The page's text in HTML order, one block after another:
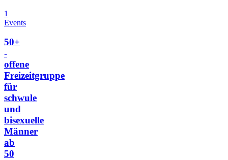
1
Events
50+
-
offene
Freizeitgruppe
für
schwule
und
bisexuelle
Männer
ab
50